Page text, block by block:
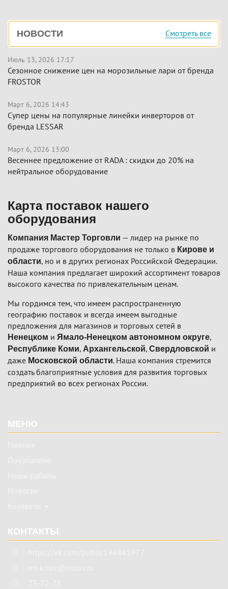
Боковая
панель
НОВОСТИ Смотреть все
Июль 13, 2026 17:17
Сезонное снижение цен на морозильные лари от бренда
FROSTOR
Март 6, 2026 14:43
Супер цены на популярные линейки инверторов от
бренда LESSAR
Март 6, 2026 13:00
Весеннее предложение от RADA : скидки до 20% на
нейтральное оборудование
Карта поставок нашего
оборудования
Компания Мастер Торговли — лидер на рынке по
продаже торгового оборудования не только в Кирове и
области, но и в других регионах Российской Федерации.
Наша компания предлагает широкий ассортимент товаров
высокого качества по привлекательным ценам.
Мы гордимся тем, что имеем распространенную
географию поставок и всегда имеем выгодные
предложения для магазинов и торговых сетей в
Ненецком и Ямало-Ненецком автономном округе,
Республике Коми, Архангельской, Свердловской и
даже Московской области. Наша компания стремится
создать благоприятные условия для развития торговых
предприятий во всех регионах России.
МЕНЮ
КОНТАКТЫ